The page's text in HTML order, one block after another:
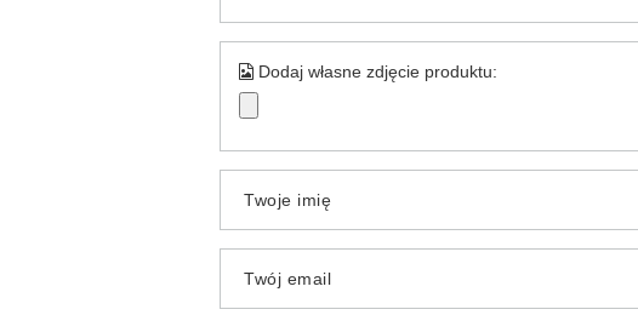
Dodaj własne zdjęcie produktu:
Twoje imię
Twój email